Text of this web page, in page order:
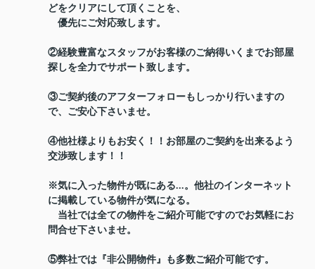
どをクリアにして頂くことを、
優先にご対応致します。
②経験豊富なスタッフがお客様のご納得いくまでお部屋
探しを全力でサポート致します。
③ご契約後のアフターフォローもしっかり行いますの
で、ご安心下さいませ。
④他社様よりもお安く！！お部屋のご契約を出来るよう
交渉致します！！
※気に入った物件が既にある...。他社のインターネット
に掲載している物件が気になる。
当社では全ての物件をご紹介可能ですのでお気軽にお
問合せ下さいませ。
⑤弊社では『非公開物件』も多数ご紹介可能です。